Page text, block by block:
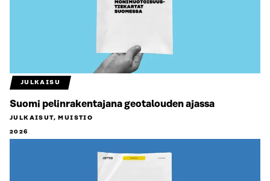
JULKAISU
Suomi pelinrakentajana geotalouden ajassa
JULKAISUT, MUISTIO
2026